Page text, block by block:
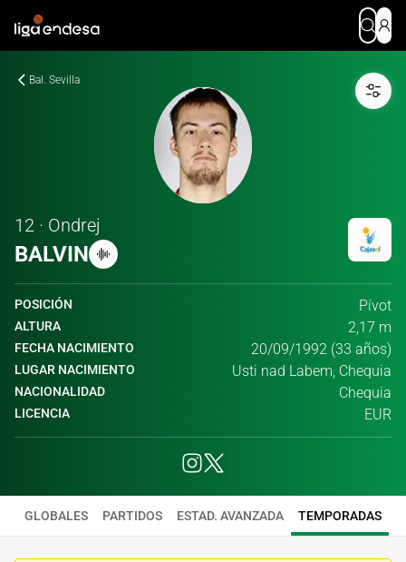
Bal. Sevilla
12 · Ondrej
BALVIN
POSICIÓN Pívot
ALTURA 2,17 m
FECHA NACIMIENTO 20/09/1992 (33 años)
LUGAR NACIMIENTO Usti nad Labem, Chequia
NACIONALIDAD Chequia
LICENCIA EUR
GLOBALES PARTIDOS ESTAD. AVANZADA TEMPORADAS